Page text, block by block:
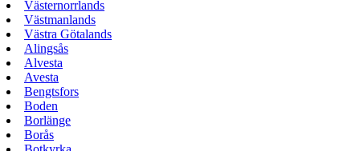
Västernorrlands
Västmanlands
Västra Götalands
Alingsås
Alvesta
Avesta
Bengtsfors
Boden
Borlänge
Borås